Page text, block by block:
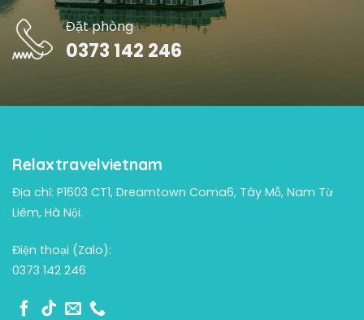
Đặt phòng
0373 142 246
Relaxtravelvietnam
Địa chỉ: P1603 CT1, Dreamtown Coma6, Tây Mỗ, Nam Từ
Liêm, Hà Nội.
Điện thoại (Zalo):
0373 142 246